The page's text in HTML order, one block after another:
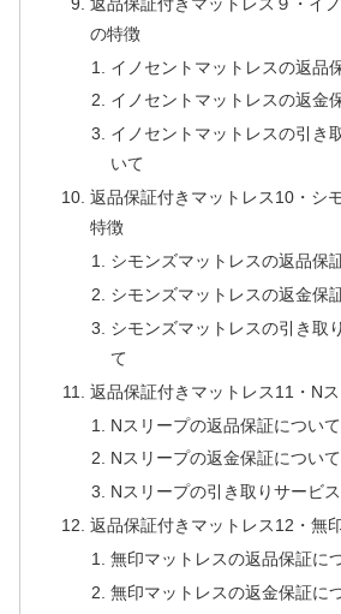
の特徴
イノセントマットレスの返品
イノセントマットレスの返金
イノセントマットレスの引き
いて
返品保証付きマットレス10・シ
特徴
シモンズマットレスの返品保
シモンズマットレスの返金保
シモンズマットレスの引き取
て
返品保証付きマットレス11・N
Nスリープの返品保証について
Nスリープの返金保証について
Nスリープの引き取りサービ
返品保証付きマットレス12・無
無印マットレスの返品保証に
無印マットレスの返金保証に